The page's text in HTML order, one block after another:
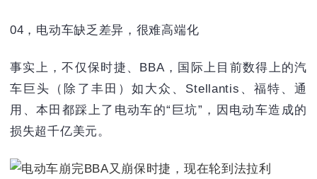
04，电动车缺乏差异，很难高端化
事实上，不仅保时捷、BBA，国际上目前数得上的汽
车巨头（除了丰田）如大众、Stellantis、福特、通
用、本田都踩上了电动车的“巨坑”，因电动车造成的
损失超千亿美元。